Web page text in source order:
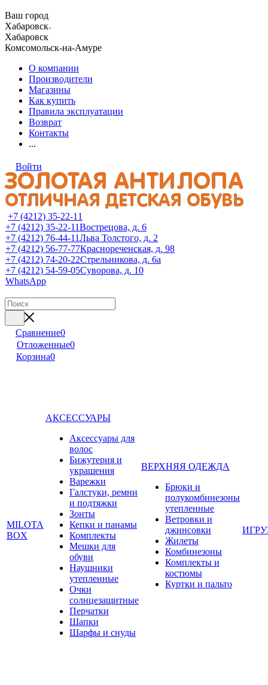
Ваш город
Хабаровск
Хабаровск
Комсомольск-на-Амуре
О компании
Производители
Магазины
Как купить
Правила эксплуатации
Возврат
Контакты
...
Войти
+7 (4212) 35-22-11
+7 (4212) 35-22-11Вострецова, д. 6
+7 (4212) 76-44-11Льва Толстого, д. 2
+7 (4212) 56-77-77Краснореченская, д. 98
+7 (4212) 74-20-22Стрельникова, д. 6а
+7 (4212) 54-59-05Суворова, д. 10
WhatsApp
Сравнение0
Отложенные0
Корзина0
MILOTA
BOX
АКСЕССУАРЫ
Аксессуары для
волос
Бижутерия и
украшения
Варежки
Галстуки, ремни
и подтяжки
Зонты
Кепки и панамы
Комплекты
Мешки для
обуви
Наушники
утепленные
Очки
солнцезащитные
Перчатки
Шапки
Шарфы и снуды
ВЕРХНЯЯ ОДЕЖДА
Брюки и
полукомбинезоны
утепленные
Ветровки и
джинсовки
Жилеты
Комбинезоны
Комплекты и
костюмы
Куртки и пальто